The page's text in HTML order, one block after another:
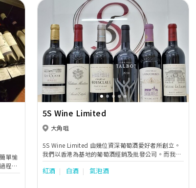
Next
單愉
程和
時此
生
Previous Next
5S Wine Limited
大角咀
5S Wine Limited 由幾位資深葡萄酒愛好者所創立。
我們以香港為基地的葡萄酒經銷及批發公司。而我們
亦會不時到如法國、澳洲等不同國家挑選質優以及性
價比高的葡萄酒，並以合理的售價供客戶選購。我們
紅酒 白酒 氣泡酒